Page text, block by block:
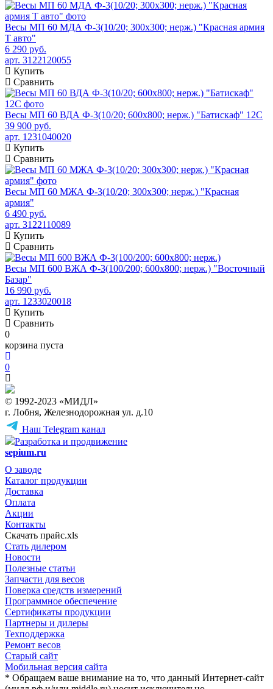
Весы МП 60 МДА Ф-3(10/20; 300х300; нерж.) "Красная армия
Т авто"
6 290 руб.
арт. 3122120055
Купить
Сравнить
Весы МП 60 ВДА Ф-3(10/20; 600х800; нерж.) "Батискаф" 12С
39 900 руб.
арт. 1231040020
Купить
Сравнить
Весы МП 60 МЖА Ф-3(10/20; 300х300; нерж.) "Красная
армия"
6 490 руб.
арт. 3122110089
Купить
Сравнить
Весы МП 600 ВЖА Ф-3(100/200; 600х800; нерж.) "Восточный
Базар"
16 990 руб.
арт. 1233020018
Купить
Сравнить
0
корзина пуста
0
© 1992-2023 «МИДЛ»
г. Лобня, Железнодорожная ул. д.10
Наш Telegram канал
Разработка и продвижение
sepium.ru
О заводе
Каталог продукции
Доставка
Оплата
Акции
Контакты
Скачать прайс.xls
Стать дилером
Новости
Полезные статьи
Запчасти для весов
Поверка средств измерений
Программное обеспечение
Сертификаты продукции
Партнеры и дилеры
Техподдержка
Ремонт весов
Старый сайт
Мобильная версия сайта
* Обращаем ваше внимание на то, что данный Интернет-сайт